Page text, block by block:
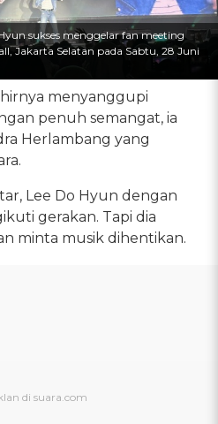
sukses menggelar fan meeting
Jakarta Selatan pada Sabtu, 28 Juni
menyanggupi
penuh semangat, ia
Herlambang yang
Lee Do Hyun dengan
gerakan. Tapi dia
minta musik dihentikan.